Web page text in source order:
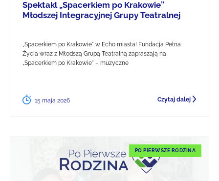
Spektakl „Spacerkiem po Krakowie”
Młodszej Integracyjnej Grupy Teatralnej
„Spacerkiem po Krakowie" w Echo miasta! Fundacja Pełna
Życia wraz z Młodszą Grupą Teatralną zapraszają na
„Spacerkiem po Krakowie" – muzyczne
15 maja 2026 Czytaj dalej
PO PIERWSZE RODZINA